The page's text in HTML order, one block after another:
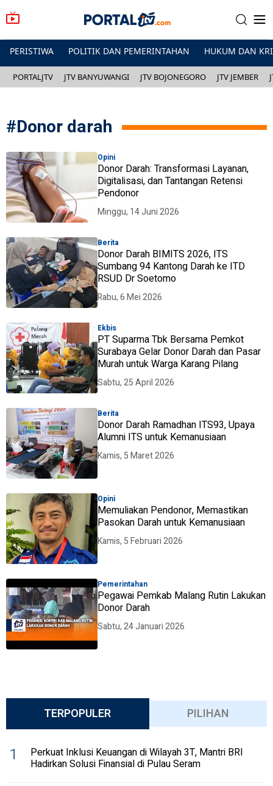
PERISTIWA POLITIK DAN PEMERINTAHAN HUKUM DAN
PORTALJTV JTV BANYUWANGI JTV BOJONEGORO JTV JEMBER
#Donor darah
Opini
Donor Darah: Transformasi Layanan,
Digitalisasi, dan Tantangan Retensi
Pendonor
Minggu, 14 Juni 2026
Berita
Donor Darah BIMITS 2026, ITS
Sumbang 94 Kantong Darah ke ITD
RSUD Dr Soetomo
Rabu, 6 Mei 2026
Ekbis
PT Suparma Tbk Bersama Pemkot
Surabaya Gelar Donor Darah dan Pasar
Murah untuk Warga Karang Pilang
Sabtu, 25 April 2026
Berita
Donor Darah Ramadhan ITS93, Upaya
Alumni ITS untuk Kemanusiaan
Kamis, 5 Maret 2026
Opini
Memuliakan Pendonor, Memastikan
Pasokan Darah untuk Kemanusiaan
Kamis, 5 Februari 2026
Pemerintahan
Pegawai Pemkab Malang Rutin Lakukan
Donor Darah
Sabtu, 24 Januari 2026
TERPOPULER PILIHAN
1 Perkuat Inklusi Keuangan di Wilayah 3T, Mantri BRI
Hadirkan Solusi Finansial di Pulau Seram